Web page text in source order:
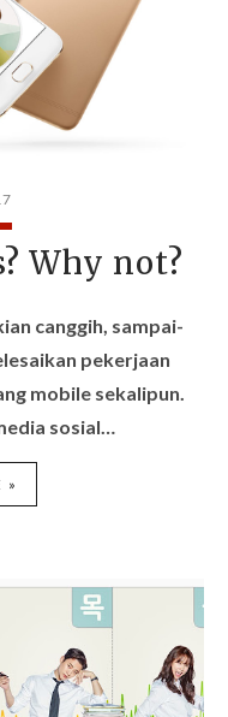
Why not?
canggih, sampai-
pekerjaan
mobile sekalipun.
sosial…
»